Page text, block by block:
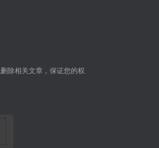
除相关文章，保证您的权